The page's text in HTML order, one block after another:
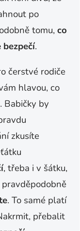
po
tomu,co
.
čerstvé rodiče
hlavou, co
Babičky by
zkusíte
, třeba i v šátku,
. To samé platí
přebalit